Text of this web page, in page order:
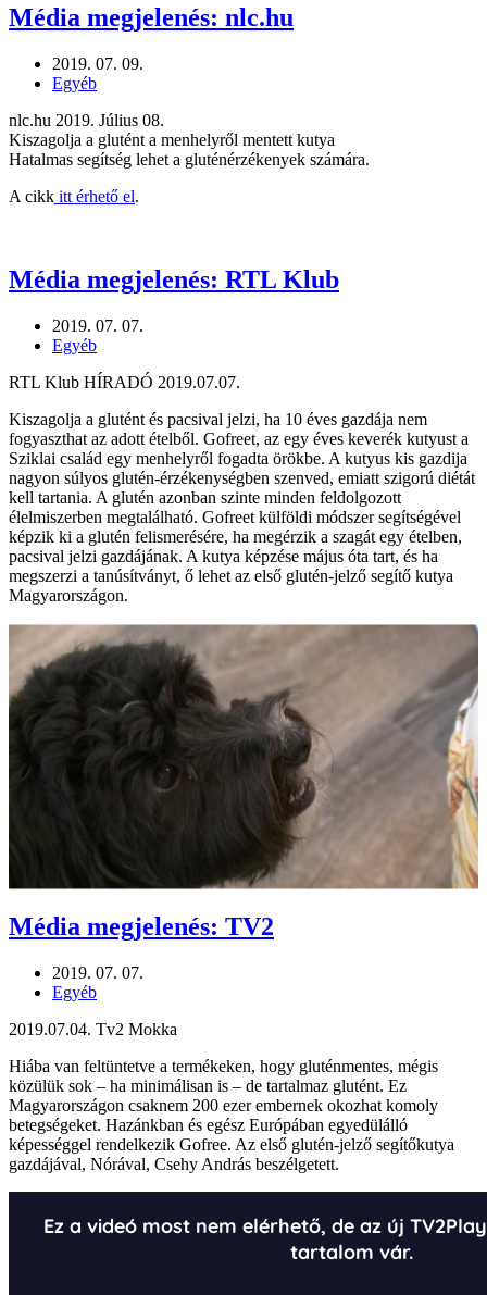
Média megjelenés: nlc.hu
2019. 07. 09.
Egyéb
nlc.hu 2019. Július 08.
Kiszagolja a glutént a menhelyről mentett kutya
Hatalmas segítség lehet a gluténérzékenyek számára.
A cikk itt érhető el.
Média megjelenés: RTL Klub
2019. 07. 07.
Egyéb
RTL Klub HÍRADÓ 2019.07.07.
Kiszagolja a glutént és pacsival jelzi, ha 10 éves gazdája nem
fogyaszthat az adott ételből. Gofreet, az egy éves keverék kutyust a
Sziklai család egy menhelyről fogadta örökbe. A kutyus kis gazdija
nagyon súlyos glutén-érzékenységben szenved, emiatt szigorú diétát
kell tartania. A glutén azonban szinte minden feldolgozott
élelmiszerben megtalálható. Gofreet külföldi módszer segítségével
képzik ki a glutén felismerésére, ha megérzik a szagát egy ételben,
pacsival jelzi gazdájának. A kutya képzése május óta tart, és ha
megszerzi a tanúsítványt, ő lehet az első glutén-jelző segítő kutya
Magyarországon.
Média megjelenés: TV2
2019. 07. 07.
Egyéb
2019.07.04. Tv2 Mokka
Hiába van feltüntetve a termékeken, hogy gluténmentes, mégis
közülük sok – ha minimálisan is – de tartalmaz glutént. Ez
Magyarországon csaknem 200 ezer embernek okozhat komoly
betegségeket. Hazánkban és egész Európában egyedülálló
képességgel rendelkezik Gofree. Az első glutén-jelző segítőkutya
gazdájával, Nórával, Csehy András beszélgetett.